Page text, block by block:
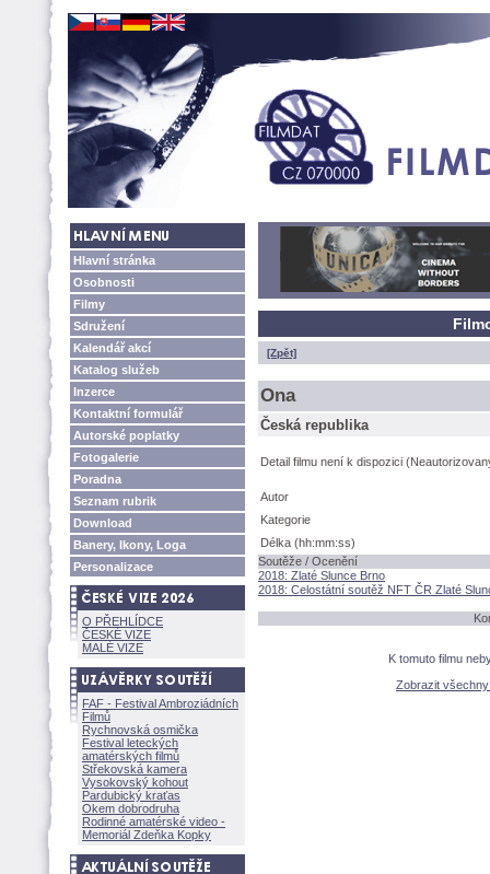
Hlavní stránka
Osobnosti
Filmy
Sdružení
Kalendář akcí
Katalog služeb
Inzerce
Kontaktní formulář
Autorské poplatky
Fotogalerie
Poradna
Seznam rubrik
Download
Banery, Ikony, Loga
Personalizace
O PŘEHLÍDCE
ČESKÉ VIZE
MALÉ VIZE
FAF - Festival Ambroziádních
Filmů
Rychnovská osmička
Festival leteckých
amatérských filmů
Střekovská kamera
Vysokovský kohout
Pardubický kraťas
Okem dobrodruha
Rodinné amatérské video -
Memoriál Zdeňka Kopky
[Zpět]
Ona
Česká republika
Detail filmu není k dispozici
Autor
Kategorie
Délka (hh:mm:ss)
Soutěže / Ocenění
2018: Zlaté Slunce Brno
2018: Celostátní soutěž NFT ČR Zlaté
K tomuto filmu
Zobrazit